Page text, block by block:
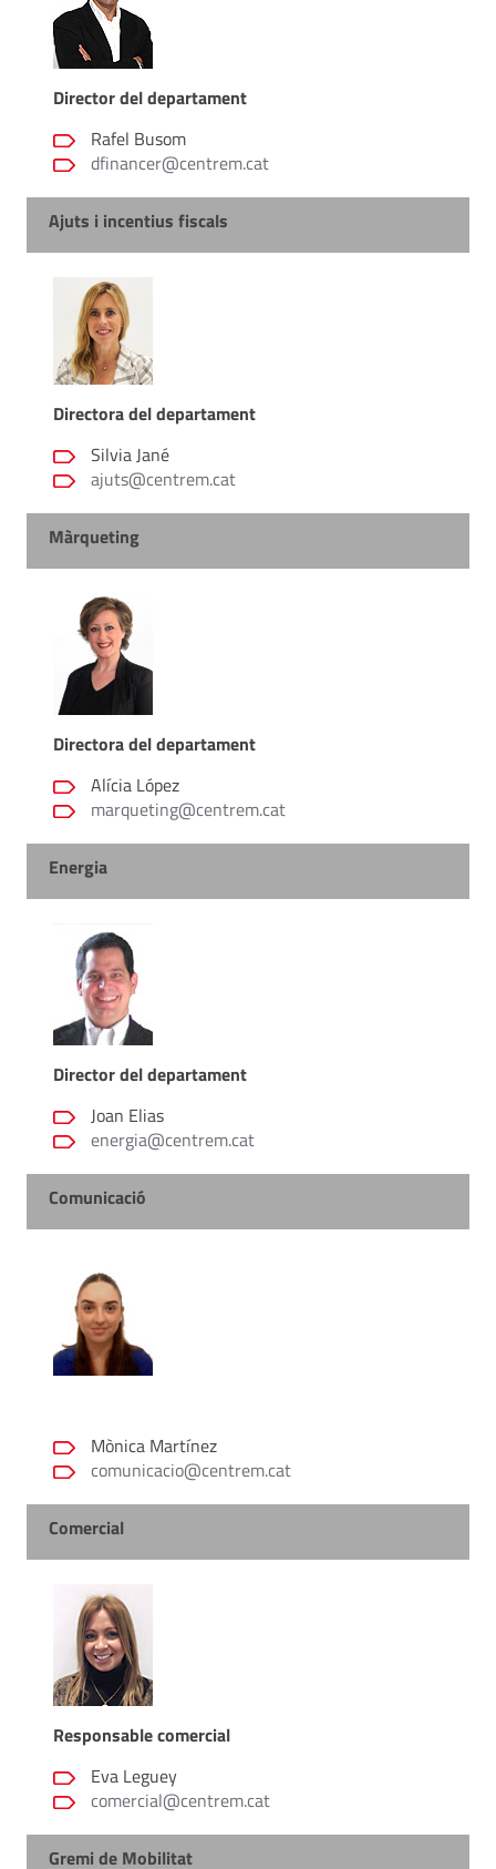
Director del departament
Rafel Busom
dfinancer@centrem.cat
Ajuts i incentius fiscals
Directora del departament
Silvia Jané
ajuts@centrem.cat
Màrqueting
Directora del departament
Alícia López
marqueting@centrem.cat
Energia
Director del departament
Joan Elias
energia@centrem.cat
Comunicació
Mònica Martínez
comunicacio@centrem.cat
Comercial
Responsable comercial
Eva Leguey
comercial@centrem.cat
Gremi de Mobilitat